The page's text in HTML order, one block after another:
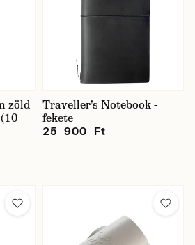
zöld
Traveller's Notebook -
fekete
25 900 Ft